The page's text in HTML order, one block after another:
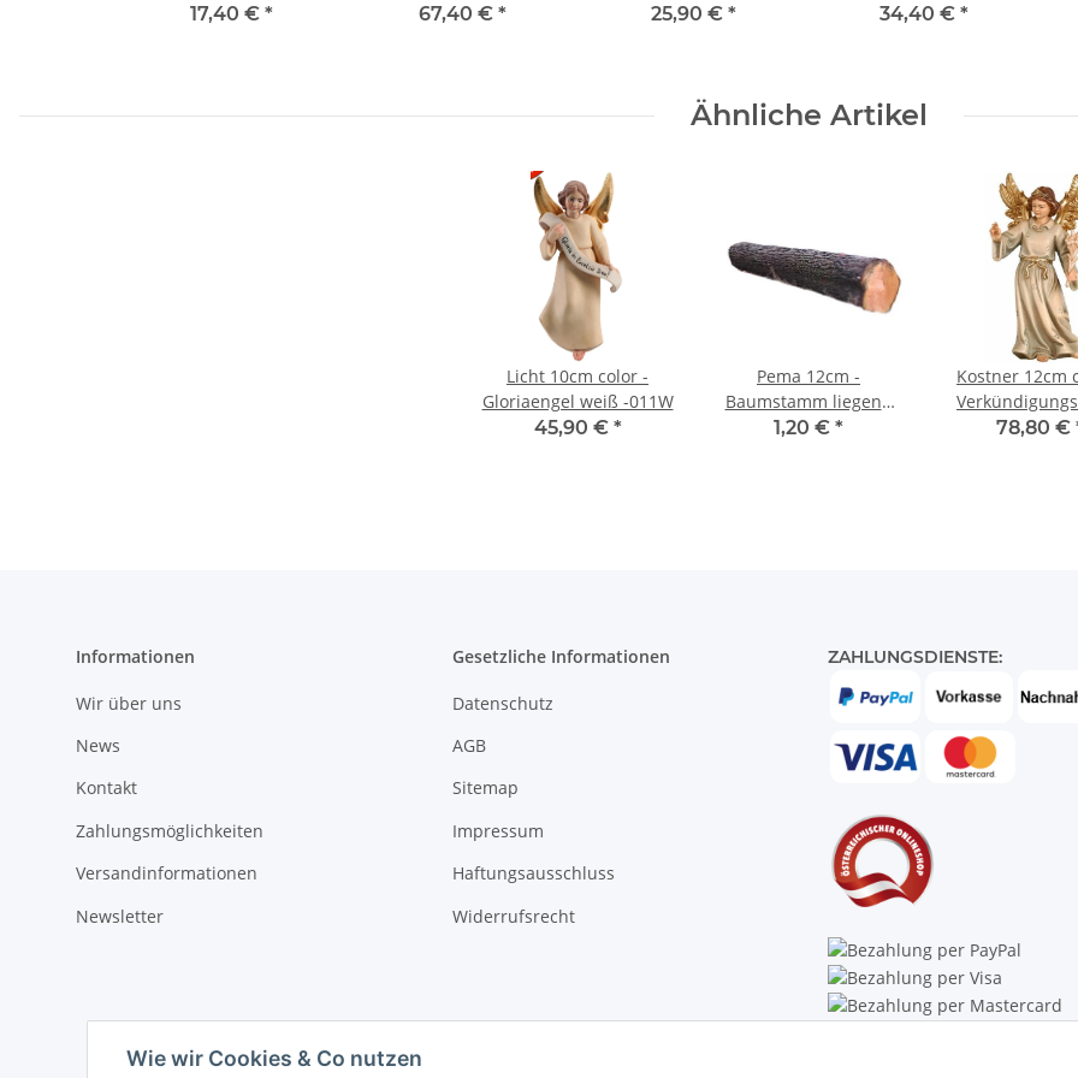
Wie wir Cookies & Co nutzen
17,40 € *
67,40 € *
Laterne -015
25,90 € *
Henne -037
34,40 € *
Ähnliche Artikel
Licht 10cm color -
Gloriaengel weiß -011W
45,90 € *
Pema 12cm -
Baumstamm liegend
-089
1,20 € *
Kostner 12cm
mit Lilie -
78,80 €
Informationen
Wir über uns
News
Kontakt
Zahlungsmöglichkeiten
Versandinformationen
Newsletter
Gesetzliche Informationen
Datenschutz
AGB
Sitemap
Impressum
Haftungsausschluss
Widerrufsrecht
ZAHLUNGSDIENSTE: